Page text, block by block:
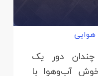
دور یک
آب‌وهوا با